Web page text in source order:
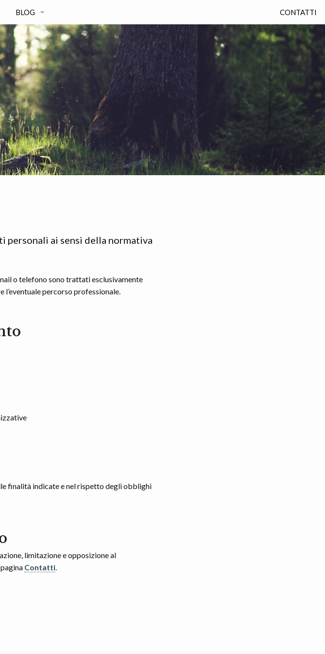
BLOG
TUTTI GLI ARTICOLI
CATEGORIE
CONTATTI
ai sensi della normativa
o telefono sono trattati esclusivamente
percorso professionale.
finalità indicate e nel rispetto degli obblighi
limitazione e opposizione al
Contatti.